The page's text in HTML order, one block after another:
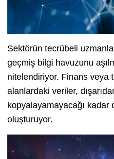
Sektörün tecrübeli
geçmiş bilgi havuzunu
nitelendiriyor. Finans veya
alanlardaki veriler,
kopyalayamayacağı kadar
oluşturuyor.